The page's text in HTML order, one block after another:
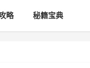
略 秘籍宝典